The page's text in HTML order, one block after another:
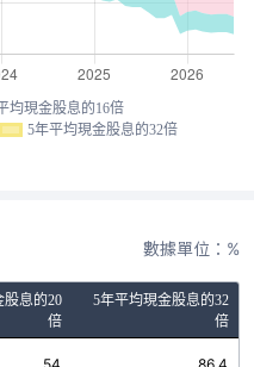
均現金股息的16倍
5年平均現金股息的32倍
數據單位：%
股息的20
倍
5年平均現金股息的32
倍